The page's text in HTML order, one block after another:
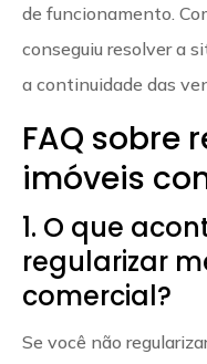
de funcionamento.
conseguiu resolver a
a continuidade das
FAQ sobre
imóveis
1. O que
regularizar
comercial?
Se você não